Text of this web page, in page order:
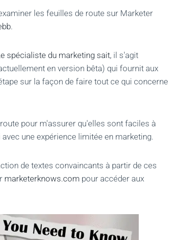
les feuilles de route sur Marketer
.
spécialiste du marketing sait, il s'agit
en version bêta) qui fournit aux
sur la façon de faire tout ce qui concerne
pour m'assurer qu'elles sont faciles à
une expérience limitée en marketing.
de textes convaincants à partir de ces
marketerknows.com pour accéder aux